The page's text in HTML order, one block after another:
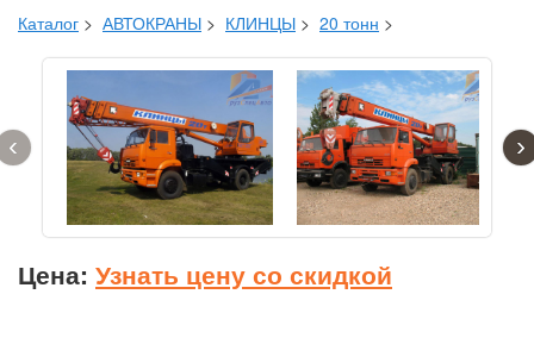
Каталог > АВТОКРАНЫ > КЛИНЦЫ > 20 тонн >
‹ ›
Цена: Узнать цену со скидкой